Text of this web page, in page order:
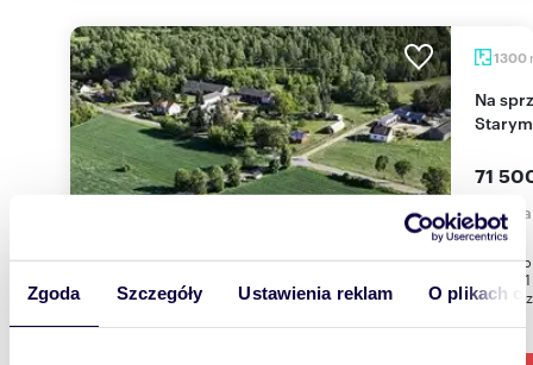
Zgoda Szczegóły Ustawienia reklam O plikach
1300
Na sprzedaż działki budowlane 1300-1932 m² w
71
Działki